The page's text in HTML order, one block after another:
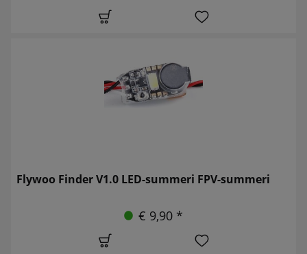
Flywoo Finder V1.0 LED-summeri FPV-summeri
€ 9,90 *